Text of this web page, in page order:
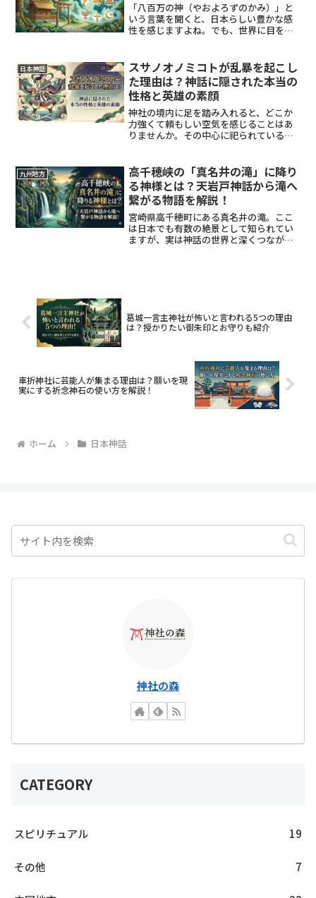
「八百万の神（やおよろずのかみ）」と
いう言葉を聞くと、日本らしい豊かな感
性を感じますよね。でも、世界に目を向
経験はありませんか？この記事では、神
道の歴史を辿りながら、海...
日本神話
スサノオノミコトが乱暴を起こし
た理由は？神話に隠された本当の
性格と英雄の素顔
神社の境内に足を踏み入れると、どこか
力強くて頼もしい空気を感じることはあ
りませんか。その中心に祀られているの
方で、神話の中ではとんでもない「乱暴
者」として描かれています。...
九州地方
高千穂峡の「真名井の滝」に降り
る神様とは？天岩戸神話から滝へ
繋がる物語を解説！
宮崎県高千穂町にある真名井の滝。ここ
は日本でも有数の絶景として知られてい
ますが、実は神話の世界と深くつながっ
葛城一言主神社が怖いと言われる5つの理由
は？授かりたい御朱印とお守りも紹介
車折神社に芸能人が集まる理由は？願いを現
実にする祈念神石の使い方を解説！
ホーム 日本神話
神社の森
CATEGORY
スピリチュアル 19
その他 7